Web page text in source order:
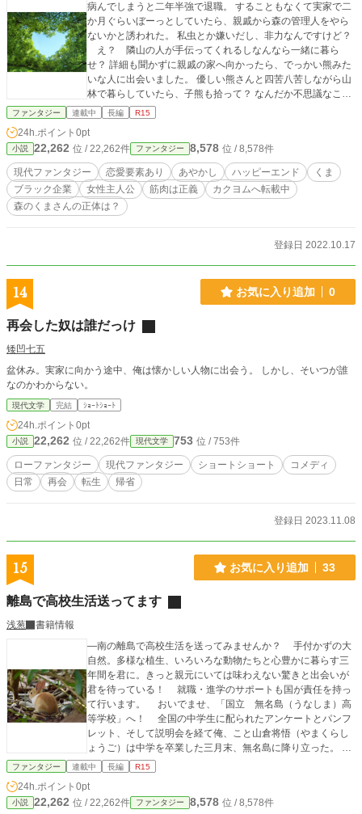
病んでしまうと二年半強で退職。 することもなくて実家で二
か月ぐらいぼーっとしていたら、親戚から森の管理人をやら
ないかと誘われた。 私虫とか嫌いだし、非力なんですけど？
え？ 隣山の人が手伝ってくれるしなんなら一緒に暮ら
せ？ 詳細も聞かずに親戚の家へ向かったら、でっかい熊みた
いな人に出会いました。 優しい熊さんと四苦八苦しながら山
林で暮らしていたら、子熊も拾って？ なんだか不思議なこと
が起こる山林で、でっかい熊さんと子熊とのんびり暮らすス
賞」にて読者賞をいただきました。ありがとうございます！
表紙の写真は写真ACのクリエイターGTR719さんからお借り
しました。
ファンタジー 連載中 長編 R15
24h.ポイント 0pt
小説 22,262 位 / 22,262件 ファンタジー 8,578 位 / 8,578件
現代ファンタジー 恋愛要素あり あやかし ハッピーエンド
くま
ブラック企業
女性主人公 筋肉は正義
カクヨムへ転載中
森のくまさんの正体は？
登録日 2022.10.17
14 お気に入り追加 0
再会した奴は誰だっけ
矮凹七五
盆休み。実家に向かう途中、俺は懐かしい人物に出会う。 しかし、そいつが誰
なのかわからない。
現代文学 完結 ｼｮｰﾄｼｮｰﾄ
24h.ポイント 0pt
小説 22,262 位 / 22,262件 現代文学 753 位 / 753件
ローファンタジー 現代ファンタジー ショートショート
コメディ
日常
再会 転生 帰省
登録日 2023.11.08
15 お気に入り追加 33
離島で高校生活送ってます
浅葱
書籍情報
―南の離島で高校生活を送ってみませんか？ 手付かずの大
自然。多様な植生、いろいろな動物たちと心豊かに暮らす三
年間を君に。きっと親元にいては味わえない驚きと出会いが
君を待っている！ 就職・進学のサポートも国が責任を持っ
て行います。 おいでませ、「国立 無名島（うなしま）高
等学校」へ！ 全国の中学生に配られたアンケートとパンフ
レット、そして説明会を経て俺、こと山倉将悟（やまくらし
ょうご）は中学を卒業した三月末、無名島に降り立った。
そこで出会ったウサギに気に入られ、もふもふ大好きルーム
たちと共にまったり高校生活を送ることになった。 離島の
高校での暮らしを全力で楽しむ青春物語、ここに開幕です！
ファンタジー 連載中 長編 R15
24h.ポイント 0pt
小説 22,262 位 / 22,262件 ファンタジー 8,578 位 / 8,578件